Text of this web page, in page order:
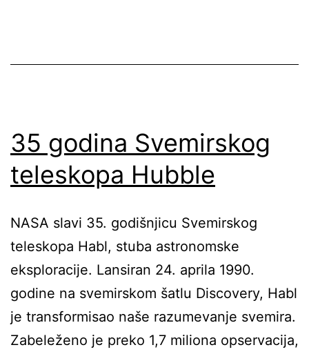
35 godina Svemirskog
teleskopa Hubble
NASA slavi 35. godišnjicu Svemirskog
teleskopa Habl, stuba astronomske
eksploracije. Lansiran 24. aprila 1990.
godine na svemirskom šatlu Discovery, Habl
je transformisao naše razumevanje svemira.
Zabeleženo je preko 1,7 miliona opservacija,